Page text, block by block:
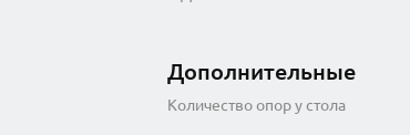
Дополнительные
Количество опор у стола